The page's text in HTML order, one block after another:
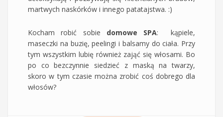
martwych naskórków i innego patatajstwa. :)
Kocham robić sobie domowe SPA: kąpiele,
maseczki na buzię, peelingi i balsamy do ciała. Przy
tym wszystkim lubię również zająć się włosami. Bo
po co bezczynnie siedzieć z maską na twarzy,
skoro w tym czasie można zrobić coś dobrego dla
włosów?